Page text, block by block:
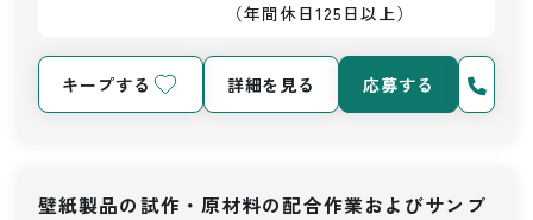
（年間休日125日以上）
キープする 詳細を見る 応募する
壁紙製品の試作・原材料の配合作業およびサンプ